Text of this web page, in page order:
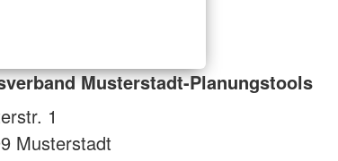
Musterstadt-Planungstools
1
Musterstadt